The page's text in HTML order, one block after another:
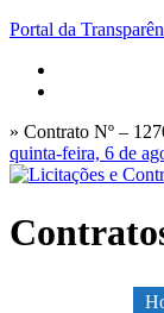
Portal da
» Contrato Nº –
quinta-feira, 6 de